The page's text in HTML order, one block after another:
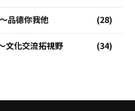
品德你我他
文化交流拓視野